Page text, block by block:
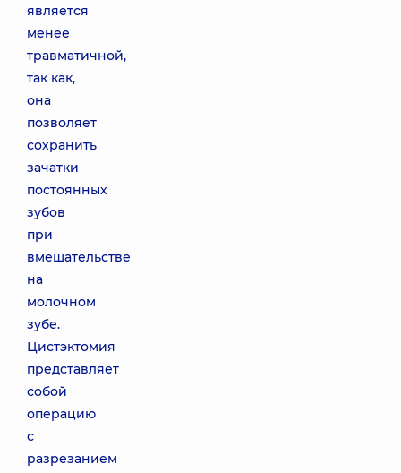
является
менее
травматичной,
так как,
она
позволяет
сохранить
зачатки
постоянных
зубов
при
вмешательстве
на
молочном
зубе.
Цистэктомия
представляет
собой
операцию
с
разрезанием